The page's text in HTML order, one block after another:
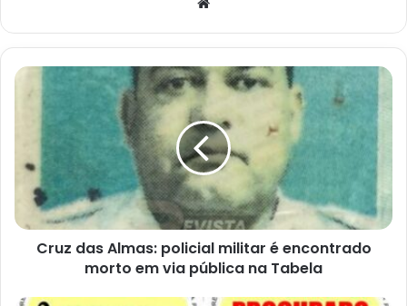
Cruz
das
encontrado
morto
em
Cruz das Almas: policial militar é encontrado
morto em via pública na Tabela